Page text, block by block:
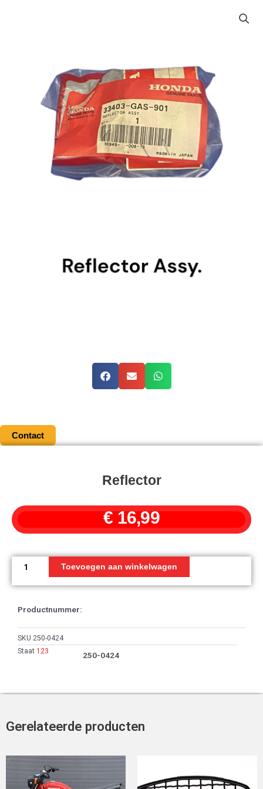
Contact
Reflector
€16,99
Reflector
aantal
Toevoegen aan winkelwagen
Productnummer:
SKU 250-0424
Staat 123 250-0424
Gerelateerde producten